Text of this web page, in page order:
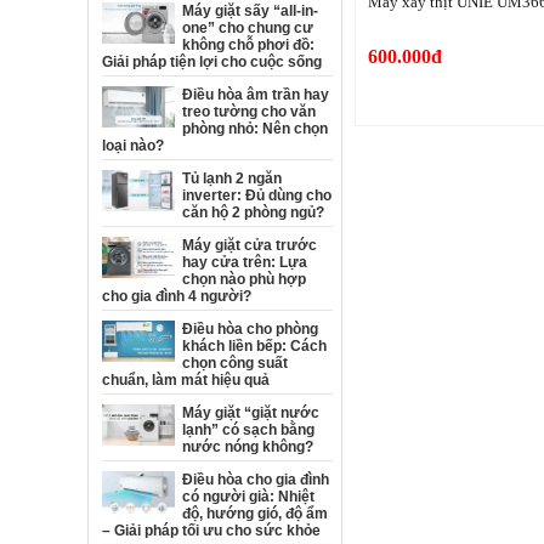
Máy giặt sấy “all-in-
one” cho chung cư
không chỗ phơi đồ:
Giải pháp tiện lợi cho cuộc sống
Điều hòa âm trần hay
treo tường cho văn
phòng nhỏ: Nên chọn
loại nào?
Tủ lạnh 2 ngăn
inverter: Đủ dùng cho
căn hộ 2 phòng ngủ?
Máy giặt cửa trước
hay cửa trên: Lựa
chọn nào phù hợp
cho gia đình 4 người?
Điều hòa cho phòng
khách liền bếp: Cách
chọn công suất
chuẩn, làm mát hiệu quả
Máy giặt “giặt nước
lạnh” có sạch bằng
nước nóng không?
Điều hòa cho gia đình
có người già: Nhiệt
độ, hướng gió, độ ẩm
– Giải pháp tối ưu cho sức khỏe
600.000đ